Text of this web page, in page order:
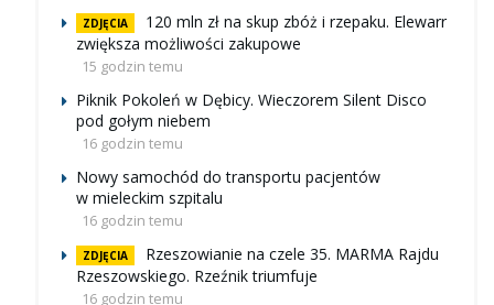
ZDJĘCIA
120 mln zł na skup zbóż i rzepaku. Elewarr
zwiększa możliwości zakupowe
15 godzin temu
Piknik Pokoleń w Dębicy. Wieczorem Silent Disco
pod gołym niebem
16 godzin temu
Nowy samochód do transportu pacjentów
w mieleckim szpitalu
16 godzin temu
ZDJĘCIA
Rzeszowianie na czele 35. MARMA Rajdu
Rzeszowskiego. Rzeźnik triumfuje
16 godzin temu